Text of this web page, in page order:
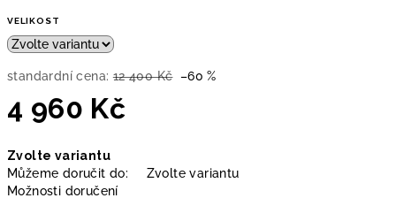
VELIKOST
standardní cena: 12 400 Kč –60 %
4 960 Kč
cena:
Zvolte variantu
Můžeme doručit do:
Zvolte variantu
Možnosti doručení